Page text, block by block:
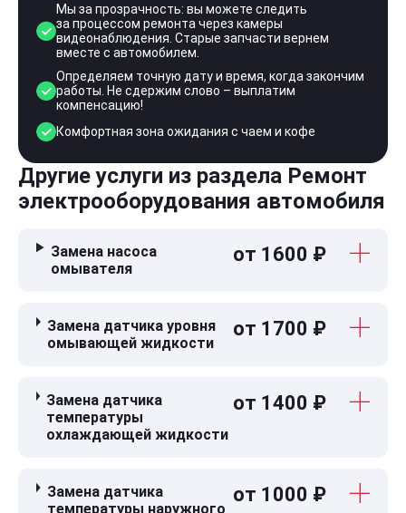
Мы за прозрачность: вы можете следить
за процессом ремонта через камеры
видеонаблюдения. Старые запчасти вернем
вместе с автомобилем.
Определяем точную дату и время, когда закончим
работы. Не сдержим слово – выплатим
компенсацию!
Комфортная зона ожидания с чаем и кофе
Другие услуги из раздела Ремонт
электрооборудования автомобиля
Замена насоса
омывателя
от 1600 ₽
Замена датчика уровня
омывающей жидкости
от 1700 ₽
Замена датчика
температуры
охлаждающей жидкости
от 1400 ₽
Замена датчика
температуры наружного
от 1000 ₽